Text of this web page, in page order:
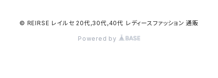
エリーケース ジュエリー収
イト グリーン ピンク ブラッ
© REIRSE レイルセ 20代,30代,40代 レディースファッション 通販
Powered by